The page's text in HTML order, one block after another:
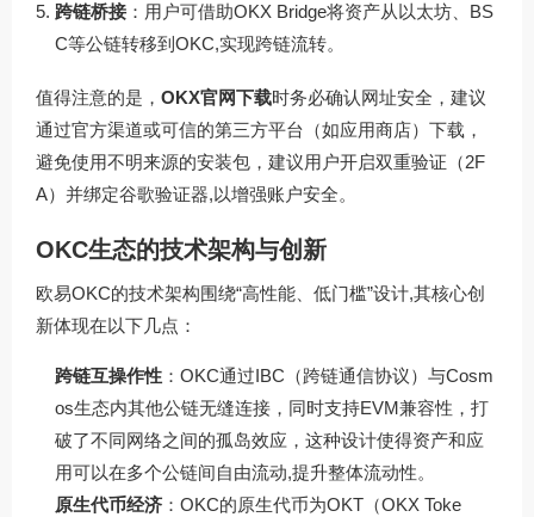
跨链桥接 ：用户可借助OKX Bridge将资产从以太坊、BS
C等公链转移到OKC,实现跨链流转。
值得注意的是， OKX官网下载时务必确认网址安全，建议
通过官方渠道或可信的第三方平台（如应用商店）下载，
避免使用不明来源的安装包，建议用户开启双重验证（2F
A）并绑定谷歌验证器,以增强账户安全。
OKC生态的技术架构与创新
欧易OKC的技术架构围绕“高性能、低门槛”设计,其核心创
新体现在以下几点：
跨链互操作性 ：OKC通过IBC（跨链通信协议）与Cosm
os生态内其他公链无缝连接，同时支持EVM兼容性，打
破了不同网络之间的孤岛效应，这种设计使得资产和应
用可以在多个公链间自由流动,提升整体流动性。
原生代币经济 ：OKC的原生代币为OKT（OKX Toke